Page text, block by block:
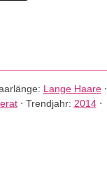
Lange Haare⋅
⋅ Trendjahr: 2014⋅